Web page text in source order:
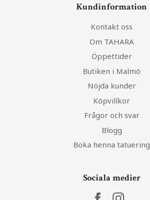
Kundinformation
Kontakt oss
Om TAHARA
Öppettider
Butiken i Malmö
Nöjda kunder
Köpvillkor
Frågor och svar
Blogg
Boka henna tatuering
Sociala medier